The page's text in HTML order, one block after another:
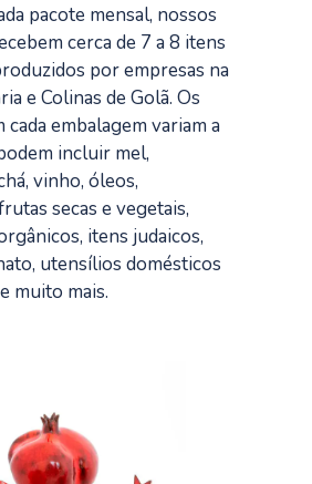
pacote mensal, nossos
cerca de 7 a 8 itens
por empresas na
e Colinas de Golã. Os
embalagem variam a
incluir mel,
vinho, óleos,
secas e vegetais,
itens judaicos,
utensílios domésticos
muito mais.